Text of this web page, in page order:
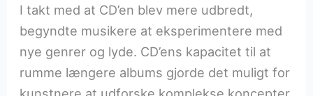
I takt med at CD’en blev mere udbredt,
begyndte musikere at eksperimentere med
nye genrer og lyde. CD’ens kapacitet til at
rumme længere albums gjorde det muligt for
kunstnere at udforske komplekse koncepter